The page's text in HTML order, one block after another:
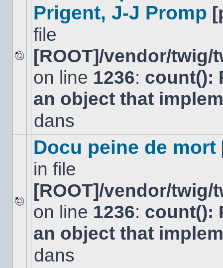
Aucun
nouveau
message
sujet.
Prigent, J-J Promp
file
[ROOT]/vendor/
on line 1236: count():
an object that
dans
Aucun
nouveau
message
non-
dans
Docu peine de mort
in file
[ROOT]/vendor/
on line 1236: count():
an object that
dans